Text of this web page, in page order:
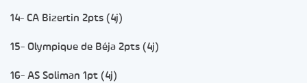
14- CA Bizertin 2pts (4j)
15- Olympique de Béja 2pts (4j)
16- AS Soliman 1pt (4j)